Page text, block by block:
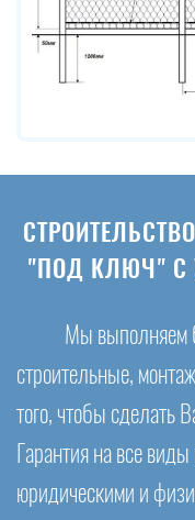
"ПОД КЛЮЧ" С
Мы выполняем
строительные,
того, чтобы сделать
Гарантия на все
юридическими и